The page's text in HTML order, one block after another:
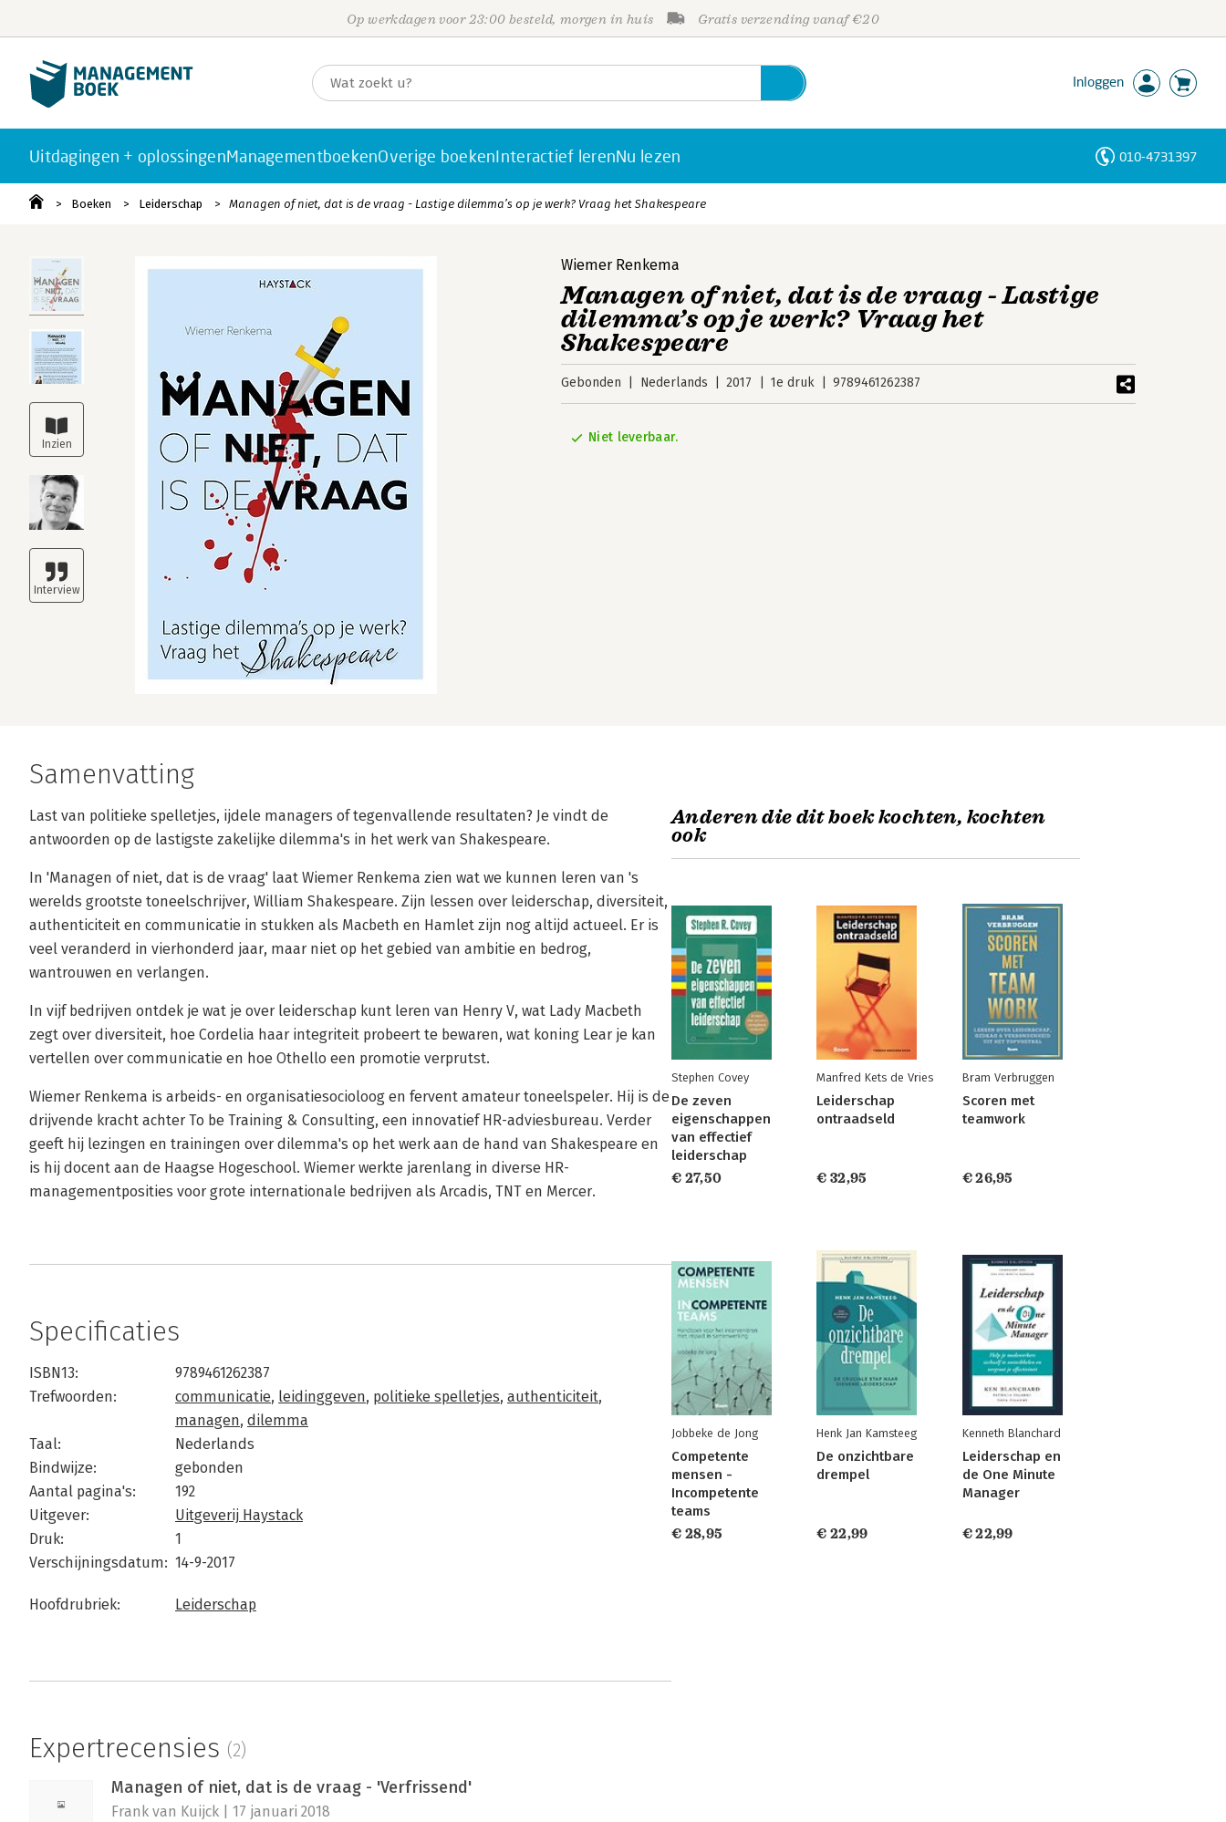
Op werkdagen voor 23:00 besteld, morgen in huis Gratis verzending vanaf €20
Inloggen
Uitdagingen + oplossingenManagementboekenOverige boekenInteractief lerenNu lezen 010-4731397
Boeken Leiderschap Managen of niet, dat is de vraag - Lastige dilemma’s op je werk? Vraag het Shakespeare
Wiemer Renkema
Managen of niet, dat is de vraag - Lastige
dilemma’s op je werk? Vraag het
Shakespeare
Gebonden Nederlands 2017 1e druk 9789461262387
Niet leverbaar.
Samenvatting
Last van politieke spelletjes, ijdele managers of tegenvallende resultaten? Je vindt de
antwoorden op de lastigste zakelijke dilemma's in het werk van Shakespeare.
In 'Managen of niet, dat is de vraag' laat Wiemer Renkema zien wat we kunnen leren van 's
werelds grootste toneelschrijver, William Shakespeare. Zijn lessen over leiderschap, diversiteit,
authenticiteit en communicatie in stukken als Macbeth en Hamlet zijn nog altijd actueel. Er is
veel veranderd in vierhonderd jaar, maar niet op het gebied van ambitie en bedrog,
wantrouwen en verlangen.
In vijf bedrijven ontdek je wat je over leiderschap kunt leren van Henry V, wat Lady Macbeth
zegt over diversiteit, hoe Cordelia haar integriteit probeert te bewaren, wat koning Lear je kan
vertellen over communicatie en hoe Othello een promotie verprutst.
Wiemer Renkema is arbeids- en organisatiesocioloog en fervent amateur toneelspeler. Hij is de
drijvende kracht achter To be Training & Consulting, een innovatief HR-adviesbureau. Verder
geeft hij lezingen en trainingen over dilemma's op het werk aan de hand van Shakespeare en
is hij docent aan de Haagse Hogeschool. Wiemer werkte jarenlang in diverse HR-
managementposities voor grote internationale bedrijven als Arcadis, TNT en Mercer.
Specificaties
ISBN13:
9789461262387
Trefwoorden:
communicatie, leidinggeven, politieke spelletjes, authenticiteit,
managen, dilemma
Taal:
Nederlands
Bindwijze:
gebonden
Aantal pagina's:
192
Uitgever:
Uitgeverij Haystack
Druk:
1
Verschijningsdatum: 14-9-2017
Hoofdrubriek: Leiderschap
Expertrecensies (2)
Managen of niet, dat is de vraag - 'Verfrissend'
Frank van Kuijck | 17 januari 2018
Anderen die dit boek kochten, kochten
ook
Stephen Covey
De zeven
eigenschappen
van effectief
leiderschap
€ 27,50
Manfred Kets de Vries
Leiderschap
ontraadseld
€ 32,95
Bram Verbruggen
Scoren met
teamwork
€ 26,95
Jobbeke de Jong
Competente
mensen -
Incompetente
teams
€ 28,95
Henk Jan Kamsteeg
De onzichtbare
drempel
€ 22,99
Kenneth Blanchard
Leiderschap en
de One Minute
Manager
€ 22,99
Personen